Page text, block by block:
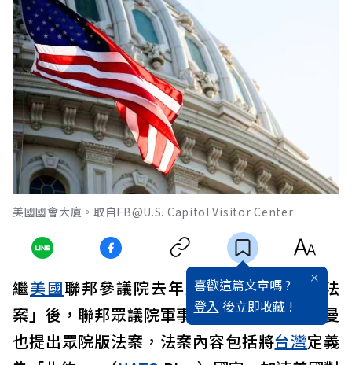
美國國會大廈。取自FB@U.S. Capitol Visitor Center
喜歡這篇文章嗎 ?
登入 後立即收藏 !
繼美國聯邦參議院去年底一致通過「豪豬法
案」後，聯邦眾議院軍事委員會副主席魏特曼
也提出眾院版法案，法案內容包括將台灣定義